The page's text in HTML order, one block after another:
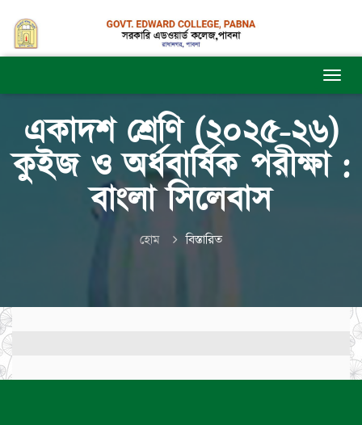
একাদশ শ্রেণি (২০২৫-২৬)
কুইজ ও অর্ধবার্ষিক পরীক্ষা :
বাংলা সিলেবাস
হোম বিস্তারিত